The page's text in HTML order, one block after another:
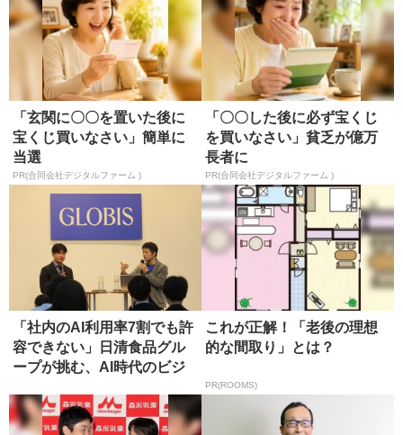
「玄関に〇〇を置いた後に
宝くじ買いなさい」簡単に
当選
PR(合同会社デジタルファーム )
「〇〇した後に必ず宝くじ
を買いなさい」貧乏が億万
長者に
PR(合同会社デジタルファーム )
「社内のAI利用率7割でも許
容できない」日清食品グル
ープが挑む、AI時代のビジ
これが正解！「老後の理想
的な間取り」とは？
PR(ROOMS)